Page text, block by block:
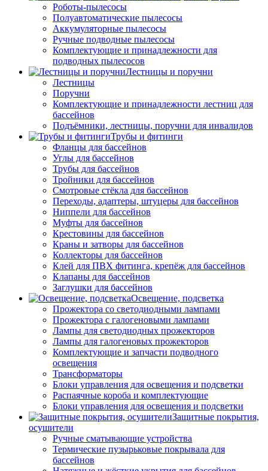
Роботы-пылесосы
Полуавтоматические пылесосы
Аккумуляторные пылесосы
Ручные подводные пылесосы
Комплектующие и принадлежности для
подводных пылесосов
Лестницы и поручни
Лестницы
Поручни
Комплектующие и принадлежности лестниц для
бассейнов
Подъёмники, лестницы, поручни для инвалидов
Трубы и фитинги
Фланцы для бассейнов
Углы для бассейнов
Трубы для бассейнов
Тройники для бассейнов
Смотровые стёкла для бассейнов
Переходы, адаптеры, штуцеры для бассейнов
Ниппели для бассейнов
Муфты для бассейнов
Крестовины для бассейнов
Краны и затворы для бассейнов
Коллекторы для бассейнов
Клей для ПВХ фитинга, крепёж для бассейнов
Клапаны для бассейнов
Заглушки для бассейнов
Освещение, подсветка
Прожектора со светодиодными лампами
Прожектора с галогеновыми лампами
Лампы для светодиодных прожекторов
Лампы для галогеновых прожекторов
Комплектующие и запчасти подводного
освещения
Трансформаторы
Блоки управления для освещения и подсветки
Распаячные короба и комплектующие
Блоки управления для освещения и подсветки
Защитные покрытия,
осушители
Ручные сматывающие устройства
Термические пузырьковые покрывала для
бассейнов